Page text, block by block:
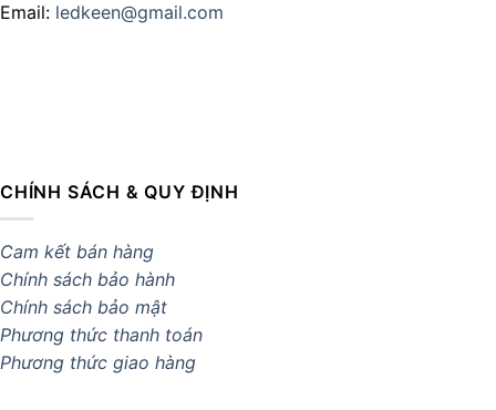
Email: ledkeen@gmail.com
CHÍNH SÁCH & QUY ĐỊNH
Cam kết bán hàng
Chính sách bảo hành
Chính sách bảo mật
Phương thức thanh toán
Phương thức giao hàng